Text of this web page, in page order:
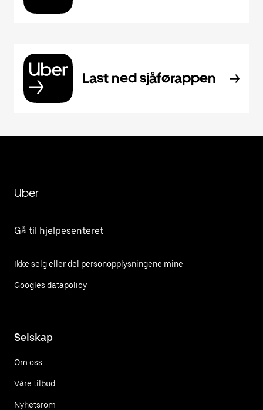
Last ned sjåførappen
Uber
Gå til hjelpesenteret
Ikke selg eller del personopplysningene mine
Googles datapolicy
Selskap
Om oss
Våre tilbud
Nyhetsrom